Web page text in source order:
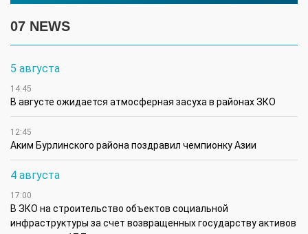
07 NEWS
5 августа
14:45
В августе ожидается атмосферная засуха в районах ЗКО
12:45
Аким Бурлинского района поздравил чемпионку Азии
4 августа
17:00
В ЗКО на строительство объектов социальной
инфраструктуры за счет возвращенных государству активов